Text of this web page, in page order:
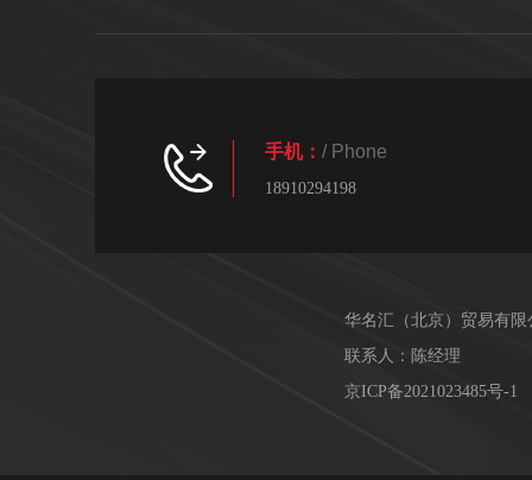
手机： / Phone
18910294198
华名汇（北京）贸易有限
联系人：陈经理
京ICP备2021023485号-1